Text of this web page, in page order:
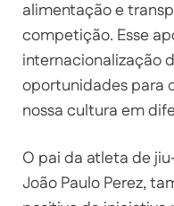
alimentação e
competição. Esse
internacionalização
oportunidades para
nossa cultura em
O pai da atleta de
João Paulo Perez,